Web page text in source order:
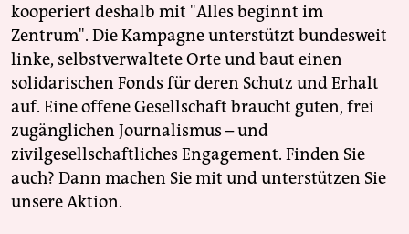
kooperiert deshalb mit "Alles beginnt im
Zentrum". Die Kampagne unterstützt bundesweit
linke, selbstverwaltete Orte und baut einen
solidarischen Fonds für deren Schutz und Erhalt
auf. Eine offene Gesellschaft braucht guten, frei
zugänglichen Journalismus – und
zivilgesellschaftliches Engagement. Finden Sie
auch? Dann machen Sie mit und unterstützen Sie
unsere Aktion.